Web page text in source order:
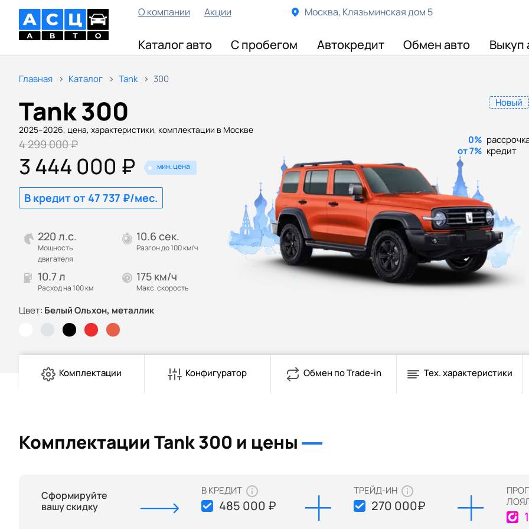
О компании Акции Москва, Клязьминская дом 5
Каталог авто С пробегом Автокредит Обмен авто Выкуп
Главная Каталог Tank 300
Tank 300
2025–2026, цена, характеристики, комплектации в Москве
Новый
0%
от 7% кредит
4 299 000 ₽
3 444 000 ₽ мин. цена
В кредит от 47 737 ₽/мес.
220 л.с.
Мощность
двигателя
10.6 сек.
Разгон до 100 км/ч
10.7 л
Расход на 100 км
175 км/ч
Макс. скорость
Цвет: Белый Ольхон, металлик
Комплектации Конфигуратор Обмен по Trade-in Тех. характеристики
Комплектации Tank 300 и цены
Сформируйте
вашу скидку
В КРЕДИТ
485 000 ₽
ТРЕЙД-ИН
270 000₽